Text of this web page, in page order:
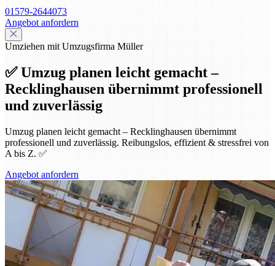
01579-2644073
Angebot anfordern
Umziehen mit Umzugsfirma Müller
✅ Umzug planen leicht gemacht –
Recklinghausen übernimmt professionell
und zuverlässig
Umzug planen leicht gemacht – Recklinghausen übernimmt
professionell und zuverlässig. Reibungslos, effizient & stressfrei von
A bis Z. ✅
Angebot anfordern